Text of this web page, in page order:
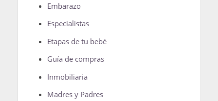
Embarazo
Especialistas
Etapas de tu bebé
Guía de compras
Inmobiliaria
Madres y Padres